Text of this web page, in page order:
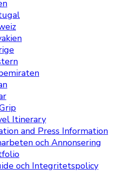
Itinerary
and Press Information
och Annonsering
och Integritetspolicy